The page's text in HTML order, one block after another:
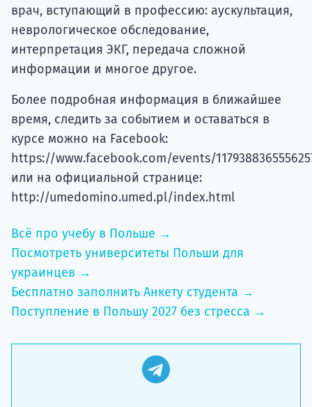
врач, вступающий в профессию: аускультация,
неврологическое обследование,
интерпретация ЭКГ, передача сложной
информации и многое другое.
Более подробная информация в ближайшее
время, следить за событием и оставаться в
курсе можно на Facebook:
https://www.facebook.com/events/
или на официальной странице:
http://umedomino.umed.pl/index.html
Всё про учебу в Польше →
Посмотреть университеты Польши для
украинцев →
Бесплатно заполнить Анкету студента →
Поступление в Польшу 2027 без стресса →